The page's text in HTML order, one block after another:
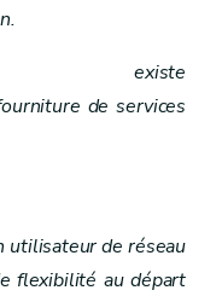
de services
utilisateur de réseau
flexibilité au départ